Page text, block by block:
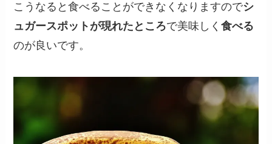
こうなると食べることができなくなりますのでシ
ュガースポットが現れたところで美味しく食べる
のが良いです。